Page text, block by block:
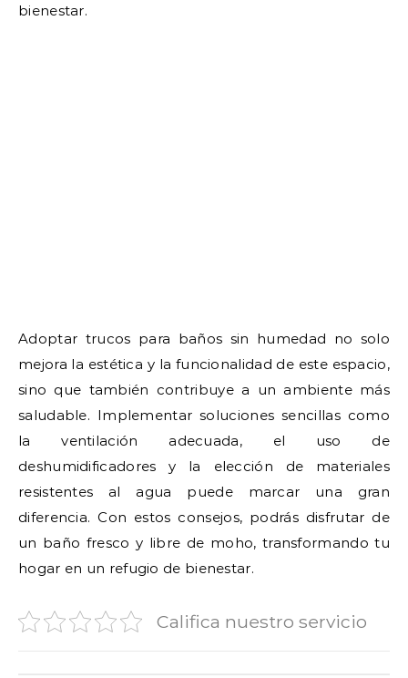
bienestar.
Adoptar trucos para baños sin humedad no solo
mejora la estética y la funcionalidad de este espacio,
sino que también contribuye a un ambiente más
saludable. Implementar soluciones sencillas como
la ventilación adecuada, el uso de
deshumidificadores y la elección de materiales
resistentes al agua puede marcar una gran
diferencia. Con estos consejos, podrás disfrutar de
un baño fresco y libre de moho, transformando tu
hogar en un refugio de bienestar.
Califica nuestro servicio